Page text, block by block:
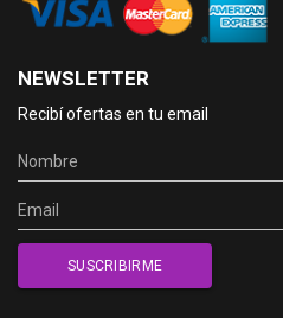
NEWSLETTER
Recibí ofertas en tu email